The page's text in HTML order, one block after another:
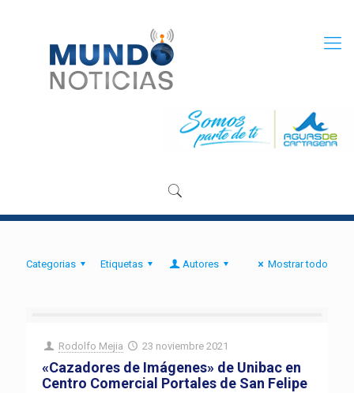
Categorias Etiquetas Autores Mostrar todo
Rodolfo Mejia 23 noviembre 2021
«Cazadores de Imágenes» de Unibac en
Centro Comercial Portales de San Felipe